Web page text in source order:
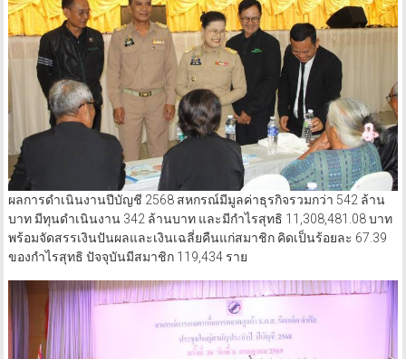
ผลการดำเนินงานปีบัญชี 2568 สหกรณ์มีมูลค่าธุรกิจรวมกว่า 542 ล้าน
บาท มีทุนดำเนินงาน 342 ล้านบาท และมีกำไรสุทธิ 11,308,481.08 บาท
พร้อมจัดสรรเงินปันผลและเงินเฉลี่ยคืนแก่สมาชิก คิดเป็นร้อยละ 67.39
ของกำไรสุทธิ ปัจจุบันมีสมาชิก 119,434 ราย